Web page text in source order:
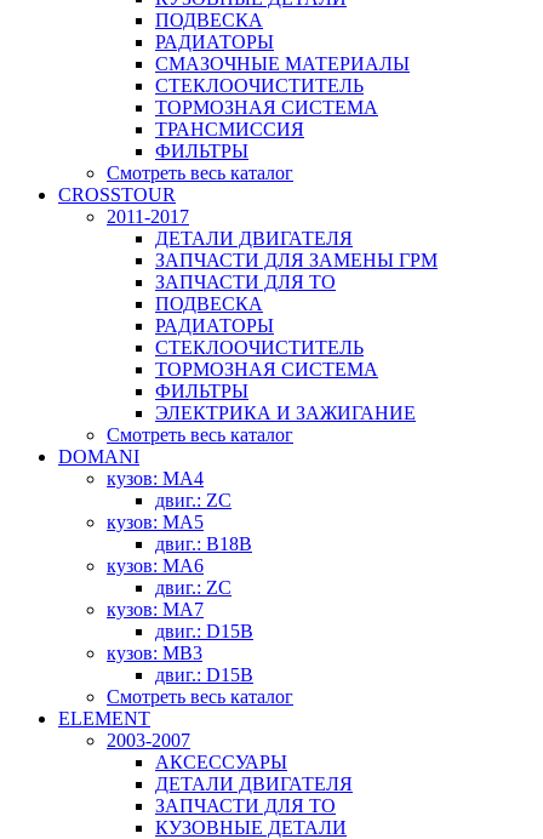
ПОДВЕСКА
РАДИАТОРЫ
СМАЗОЧНЫЕ МАТЕРИАЛЫ
СТЕКЛООЧИСТИТЕЛЬ
ТОРМОЗНАЯ СИСТЕМА
ТРАНСМИССИЯ
ФИЛЬТРЫ
Смотреть весь каталог
CROSSTOUR
2011-2017
ДЕТАЛИ ДВИГАТЕЛЯ
ЗАПЧАСТИ ДЛЯ ЗАМЕНЫ ГРМ
ЗАПЧАСТИ ДЛЯ ТО
ПОДВЕСКА
РАДИАТОРЫ
СТЕКЛООЧИСТИТЕЛЬ
ТОРМОЗНАЯ СИСТЕМА
ФИЛЬТРЫ
ЭЛЕКТРИКА И ЗАЖИГАНИЕ
Смотреть весь каталог
DOMANI
кузов: MA4
двиг.: ZC
кузов: MA5
двиг.: B18B
кузов: MA6
двиг.: ZC
кузов: MA7
двиг.: D15B
кузов: MB3
двиг.: D15B
Смотреть весь каталог
ELEMENT
2003-2007
АКСЕССУАРЫ
ДЕТАЛИ ДВИГАТЕЛЯ
ЗАПЧАСТИ ДЛЯ ТО
КУЗОВНЫЕ ДЕТАЛИ